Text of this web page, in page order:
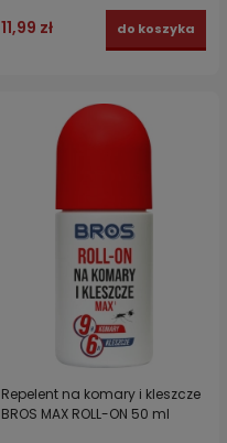
11,99 zł do koszyka
Repelent na komary i kleszcze
BROS MAX ROLL-ON 50 ml